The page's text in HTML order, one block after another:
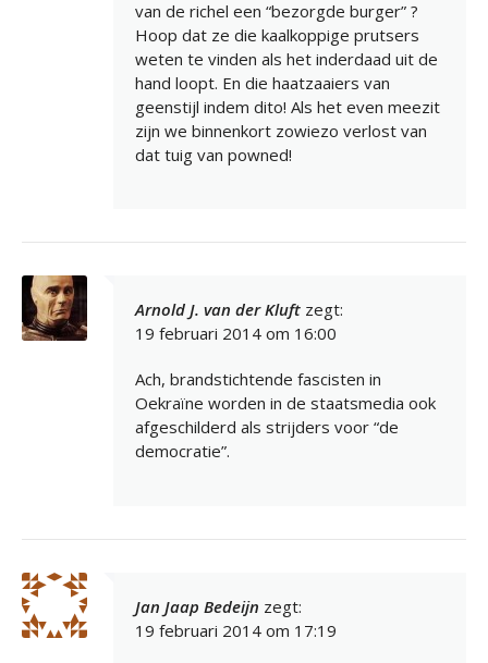
van de richel een “bezorgde burger” ?
Hoop dat ze die kaalkoppige prutsers
weten te vinden als het inderdaad uit de
hand loopt. En die haatzaaiers van
geenstijl indem dito! Als het even meezit
zijn we binnenkort zowiezo verlost van
dat tuig van powned!
Arnold J. van der Kluft zegt:
19 februari 2014 om 16:00
Ach, brandstichtende fascisten in
Oekraïne worden in de staatsmedia ook
afgeschilderd als strijders voor “de
democratie”.
Jan Jaap Bedeijn zegt:
19 februari 2014 om 17:19